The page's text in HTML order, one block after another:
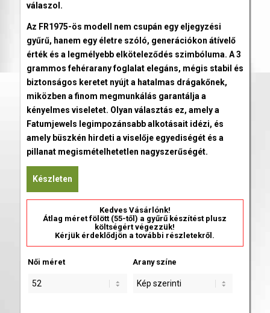
válaszol.
Az FR1975-ös modell nem csupán egy eljegyzési
gyűrű, hanem egy életre szóló, generációkon átívelő
érték és a legmélyebb elköteleződés szimbóluma. A 3
grammos fehérarany foglalat elegáns, mégis stabil és
biztonságos keretet nyújt a hatalmas drágakőnek,
miközben a finom megmunkálás garantálja a
kényelmes viseletet. Olyan választás ez, amely a
Fatumjewels legimpozánsabb alkotásait idézi, és
amely büszkén hirdeti a viselője egyediségét és a
pillanat megismételhetetlen nagyszerűségét.
Készleten
Kedves Vásárlónk!
Átlag méret fölött (55-től) a gyűrű készítést plusz
költségért végezzük!
Kérjük érdeklődjön a további részletekről.
Női méret Arany színe